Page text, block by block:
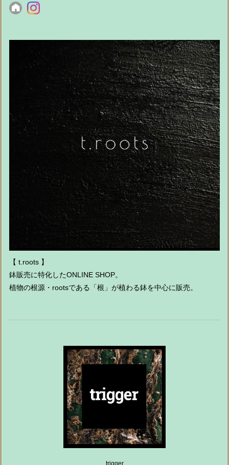
【 t.roots 】
鉢販売に特化したONLINE SHOP。
植物の根源・rootsである「根」が植わる鉢を中心に販売。
trigger